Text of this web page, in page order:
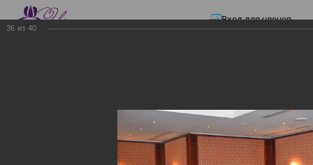
Вход для членов
—
Изменения в трудовом и налоговом
законодательстве: Обязательное медицинское страхование, всеобщее
налоговое декларирование, изменения в налоговом законодательстве
2017 года в части ИПН и СН
36 из 40